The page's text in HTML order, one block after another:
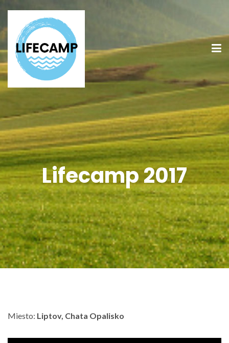
Lifecamp 2017
Miesto: Liptov, Chata Opalisko